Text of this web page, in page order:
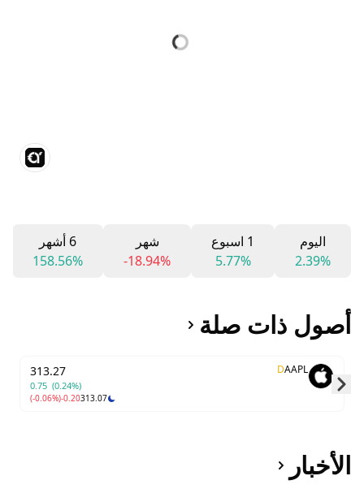
اليوم
2.39%
1 اسبوع
5.77%
شهر
-18.94%
6 أشهر
158.56%
أصول ذات صلة
AAPL
D
313.27
0.75 (0.24%)
313.07
-0.20
(-0.06%)
الأخبار